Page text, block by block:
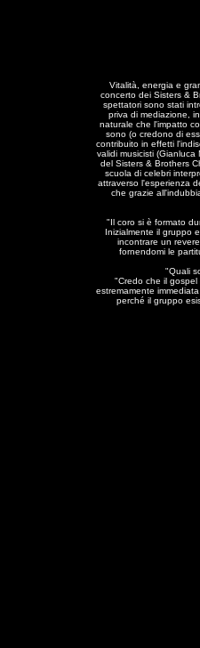
Vitalità, energia e
concerto dei Sisters &
spettatori sono stati
priva di mediazione,
naturale che l'impatto
sono (o credono di
contribuito in effetti
validi musicisti
del Sisters & Brothers
scuola di celebri
attraverso l'esperienza
che grazie
"Il coro si è formato
Inizialmente il gruppo
incontrare un
fornendomi le
"Quali
"Credo che il gospel
estremamente
perché il gruppo